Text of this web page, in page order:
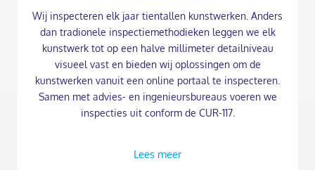
Wij inspecteren elk jaar tientallen kunstwerken. Anders
dan tradionele inspectiemethodieken leggen we elk
kunstwerk tot op een halve millimeter detailniveau
visueel vast en bieden wij oplossingen om de
kunstwerken vanuit een online portaal te inspecteren.
Samen met advies- en ingenieursbureaus voeren we
inspecties uit conform de CUR-117.
Lees meer